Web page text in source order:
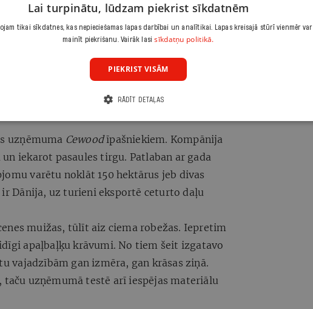
2.png
uzņēmuma Cewoodīpašniekiem. Kompānija
iekarot pasaules tirgu. Patlaban ar gada
varētu noklāt 150 hektārus jeb divas
ir Dānija, uz turieni eksportē ceturto daļu
muižas, tūlīt aiz ciema robežas. Iepretim
apaļbaļķu krāvumi. No tiem šeit izgatavo
vajadzībām gan izmēra, gan krāsas ziņā.
uzņēmumā testē arī iespējas materiālu
Lai turpinātu, lūdzam piekrist sīkdatnēm
tikai sīkdatnes, kas nepieciešamas lapas darbībai un analītikai. Lapas kreisajā stūrī vienmēr var
mainīt piekrišanu. Vairāk lasisīkdatņu politikā.
PIEKRIST VISĀM
RĀDĪT DETAĻAS